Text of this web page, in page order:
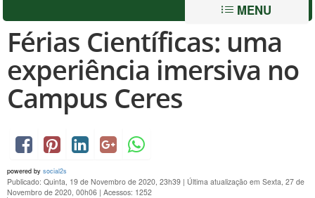
MENU
Férias Científicas: uma
experiência imersiva no
Campus Ceres
powered by social2s
Publicado: Quinta, 19 de Novembro de 2020, 23h39 | Última atualização em Sexta, 27 de
Novembro de 2020, 00h06 | Acessos: 1252